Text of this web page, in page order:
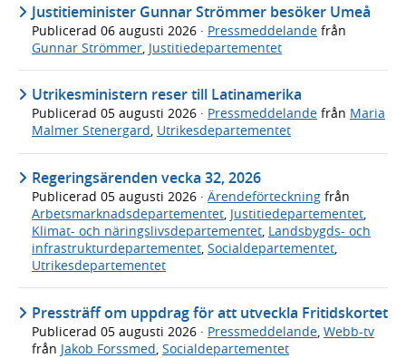
Justitieminister Gunnar Strömmer besöker Umeå
Publicerad 06 augusti 2026 · Pressmeddelande från
Gunnar Strömmer Justitiedepartementet
Utrikesministern reser till Latinamerika
Publicerad 05 augusti 2026 · Pressmeddelande från Maria
Malmer Stenergard, Utrikesdepartementet
Regeringsärenden vecka 32, 2026
Publicerad 05 augusti 2026 · Ärendeförteckning från
Arbetsmarknadsdepartementet, Justitiedepartementet,
Klimat- och näringslivsdepartementet, Landsbygds- och
infrastrukturdepartementet, Socialdepartementet,
Utrikesdepartementet
Pressträff om uppdrag för att utveckla Fritidskortet
Publicerad 05 augusti 2026 · Pressmeddelande Webb-tv
från Jakob Forssmed Socialdepartementet